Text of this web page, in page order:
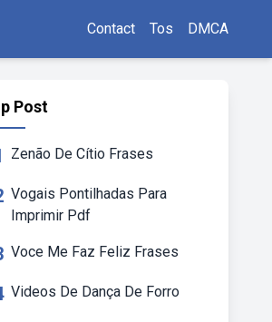
Contact Tos DMCA
Post
Zenão De Cítio Frases
Vogais Pontilhadas Para
Imprimir Pdf
Voce Me Faz Feliz Frases
Videos De Dança De Forro